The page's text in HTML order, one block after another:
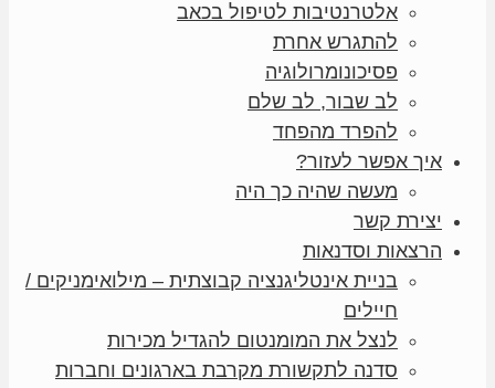
אלטרנטיבות לטיפול בכאב
להתגרש אחרת
פסיכונומרולוגיה
לב שבור, לב שלם
להפרד מהפחד
איך אפשר לעזור?
מעשה שהיה כך היה
יצירת קשר
הרצאות וסדנאות
בניית אינטליגנציה קבוצתית – מילואימניקים /
חיילים
לנצל את המומנטום להגדיל מכירות
סדנה לתקשורת מקרבת בארגונים וחברות